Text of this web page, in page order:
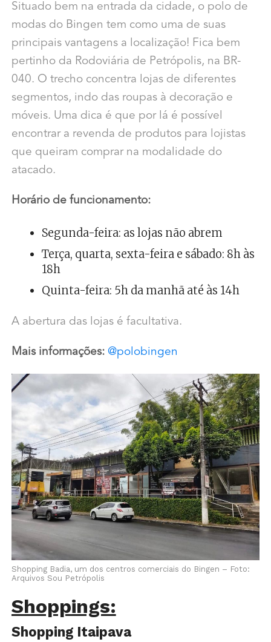
Situado bem na entrada da cidade, o polo de
modas do Bingen tem como uma de suas
principais vantagens a localização! Fica bem
pertinho da Rodoviária de Petrópolis, na BR-
040. O trecho concentra lojas de diferentes
segmentos, indo das roupas à decoração e
móveis. Uma dica é que por lá é possível
encontrar a revenda de produtos para lojistas
que queiram comprar na modalidade do
atacado.
Horário de funcionamento:
Segunda-feira: as lojas não abrem
Terça, quarta, sexta-feira e sábado: 8h às
18h
Quinta-feira: 5h da manhã até às 14h
A abertura das lojas é facultativa.
Mais informações: @polobingen
Shopping Badia, um dos centros comerciais do Bingen – Foto:
Arquivos Sou Petrópolis
Shoppings:
Shopping Itaipava